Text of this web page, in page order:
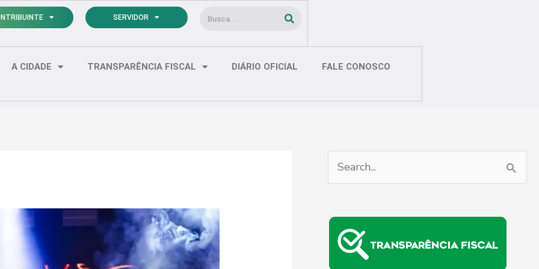
SERVIDOR Pesquisar
A CIDADE TRANSPARÊNCIA FISCAL DIÁRIO OFICIAL FALE CONOSCO